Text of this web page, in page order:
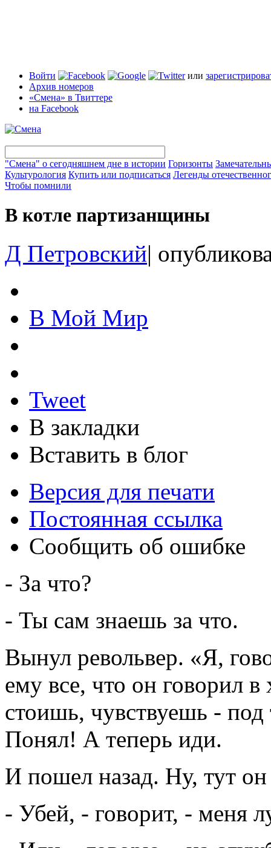
Войти или
Архив номеров
«Смена» в Твиттере
на Facebook
"Смена" о сегодняшнем дне в истории Горизонты
Культурология Купить или подписаться Легенды
Чтобы помнили
В котле партизанщины
Д Петровский|
В Мой Мир
Tweet
В закладки
Вставить в блог
Версия для печати
Постоянная ссылка
Сообщить об ошибке
- За что?
- Ты сам знаешь за что.
Вынул револьвер. «Я,
ему все, что он говорил
стоишь, чувствуешь -
Понял! А теперь иди.
И пошел назад. Ну, тут он
- Убей, - говорит, - меня